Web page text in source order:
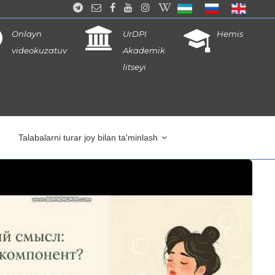
Onlayn
videokuzatuv
UrDPI
Akademik
litseyi
Hemis
Talabalarni turar joy bilan ta'minlash